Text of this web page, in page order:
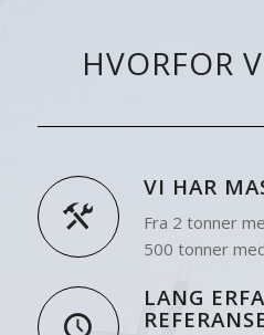
HVORFOR
VI HAR
Fra 2 tonner
500 tonner
LANG